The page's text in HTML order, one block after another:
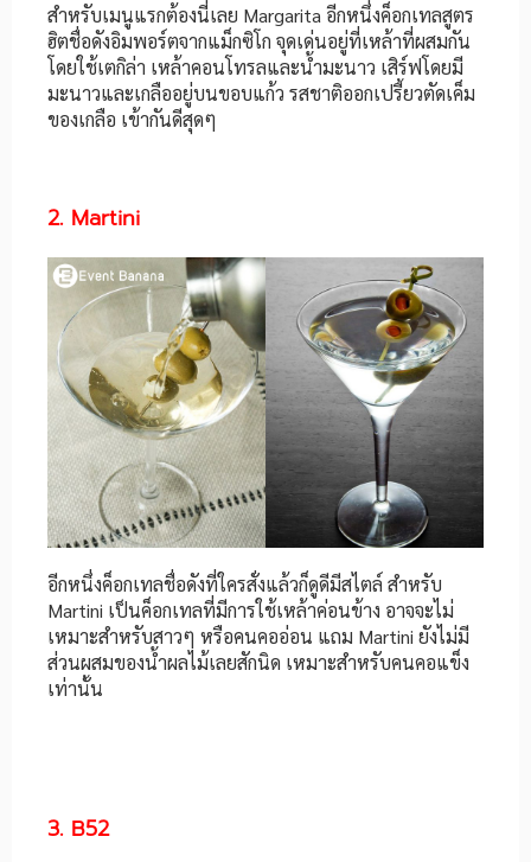
สำหรับเมนูแรกต้องนี่เลย Margarita อีกหนึ่งค็อกเทลสูตร
ฮิตชื่อดังอิมพอร์ตจากแม็กซิโก จุดเด่นอยู่ที่เหล้าที่ผสมกัน
โดยใช้เตกิล่า เหล้าคอนโทรลและน้ำมะนาว เสิร์ฟโดยมี
มะนาวและเกลืออยู่บนขอบแก้ว รสชาติออกเปรี้ยวตัดเค็ม
ของเกลือ เข้ากันดีสุดๆ
2. Martini
อีกหนึ่งค็อกเทลชื่อดังที่ใครสั่งแล้วก็ดูดีมีสไตล์ สำหรับ
Martini เป็นค็อกเทลที่มีการใช้เหล้าค่อนข้าง อาจจะไม่
เหมาะสำหรับสาวๆ หรือคนคออ่อน แถม Martini ยังไม่มี
ส่วนผสมของน้ำผลไม้เลยสักนิด เหมาะสำหรับคนคอแข็ง
เท่านั้น
3. B52